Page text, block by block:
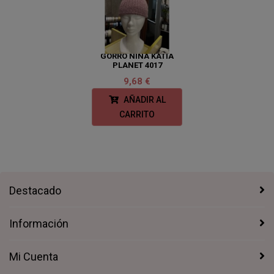
GORRO NIÑA KATIA
PLANET 4017
9,68 €
AÑADIR AL
CARRITO
Destacado
Información
Mi Cuenta